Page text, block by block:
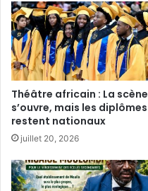
Théâtre africain : La scène
s’ouvre, mais les diplômes
restent nationaux‎‎
juillet 20, 2026